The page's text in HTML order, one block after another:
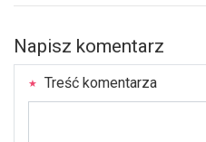
Napisz komentarz
Treść komentarza